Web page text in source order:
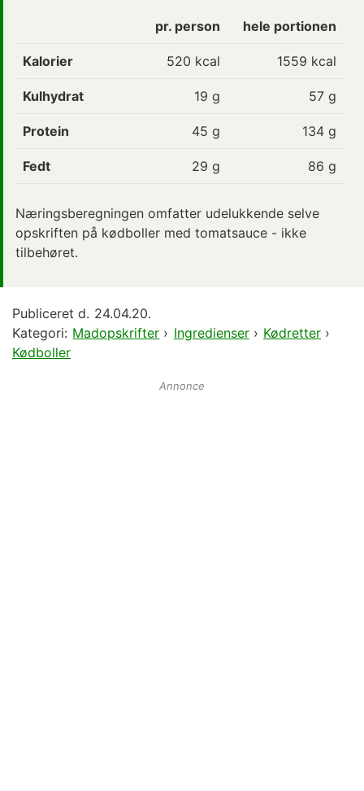
pr. person hele portionen
Kalorier 520 kcal 1559 kcal
Kulhydrat 19 g 57 g
Protein 45 g 134 g
Fedt 29 g 86 g
Næringsberegningen omfatter udelukkende selve
opskriften på kødboller med tomatsauce - ikke
tilbehøret.
Publiceret d. 24.04.20.
Kategori: Madopskrifter › Ingredienser› Kødretter ›
Kødboller
Annonce